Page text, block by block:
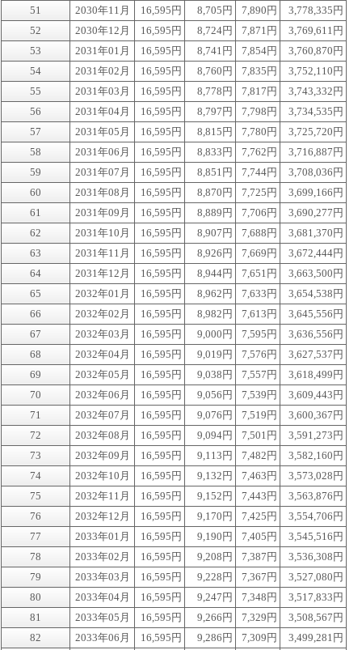
51
2030年11月 16,595円 8,705円 7,890円
3,778,335円
52
2030年12月 16,595円 8,724円 7,871円
3,769,611円
53
2031年01月 16,595円 8,741円 7,854円
3,760,870円
54
2031年02月 16,595円 8,760円 7,835円
3,752,110円
55
2031年03月 16,595円 8,778円 7,817円
3,743,332円
56
2031年04月 16,595円 8,797円 7,798円
3,734,535円
57
2031年05月 16,595円 8,815円 7,780円
3,725,720円
58
2031年06月 16,595円 8,833円 7,762円
3,716,887円
59
2031年07月 16,595円 8,851円 7,744円
3,708,036円
60
2031年08月 16,595円 8,870円 7,725円
3,699,166円
61
2031年09月 16,595円 8,889円 7,706円
3,690,277円
62
2031年10月 16,595円 8,907円 7,688円
3,681,370円
63
2031年11月 16,595円 8,926円 7,669円
3,672,444円
64
2031年12月 16,595円 8,944円 7,651円
3,663,500円
65
2032年01月 16,595円 8,962円 7,633円
3,654,538円
66
2032年02月 16,595円 8,982円 7,613円
3,645,556円
67
2032年03月 16,595円 9,000円 7,595円
3,636,556円
68
2032年04月 16,595円 9,019円 7,576円
3,627,537円
69
2032年05月 16,595円 9,038円 7,557円
3,618,499円
70
2032年06月 16,595円 9,056円 7,539円
3,609,443円
71
2032年07月 16,595円 9,076円 7,519円
3,600,367円
72
2032年08月 16,595円 9,094円 7,501円
3,591,273円
73
2032年09月 16,595円 9,113円 7,482円
3,582,160円
74
2032年10月 16,595円 9,132円 7,463円
3,573,028円
75
2032年11月 16,595円 9,152円 7,443円
3,563,876円
76
2032年12月 16,595円 9,170円 7,425円
3,554,706円
77
2033年01月 16,595円 9,190円 7,405円
3,545,516円
78
2033年02月 16,595円 9,208円 7,387円
3,536,308円
79
2033年03月 16,595円 9,228円 7,367円
3,527,080円
80
2033年04月 16,595円 9,247円 7,348円
3,517,833円
81
2033年05月 16,595円 9,266円 7,329円
3,508,567円
82
2033年06月 16,595円 9,286円 7,309円
3,499,281円